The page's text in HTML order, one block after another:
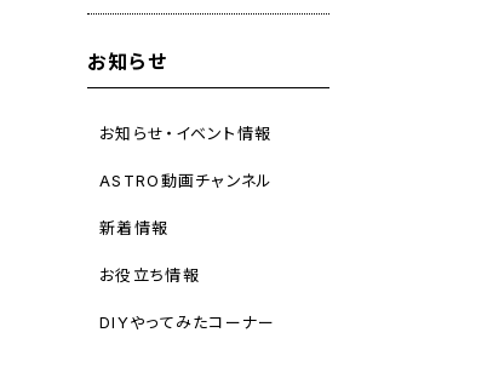
お知らせ
お知らせ・イベント情報
ASTRO動画チャンネル
新着情報
お役立ち情報
DIYやってみたコーナー